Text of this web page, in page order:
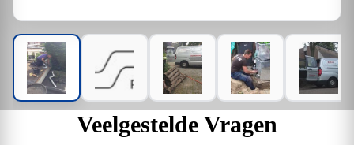
Veelgestelde Vragen